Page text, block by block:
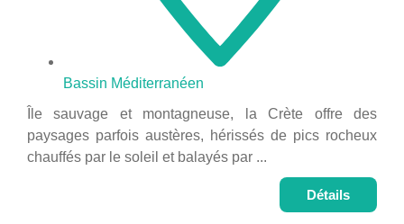
Bassin Méditerranéen
Île sauvage et montagneuse, la Crète offre des
paysages parfois austères, hérissés de pics rocheux
chauffés par le soleil et balayés par ...
Détails